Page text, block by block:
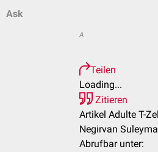
Ask
A
Teilen
Loading...
Zitieren
Artikel Adulte T-
Negirvan
Abrufbar unter: